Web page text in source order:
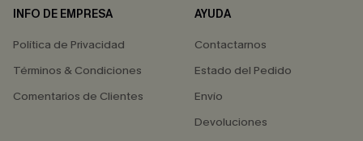
INFO DE EMPRESA
Política de Privacidad
Términos & Condiciones
Comentarios de Clientes
AYUDA
Contactarnos
Estado del Pedido
Envío
Devoluciones